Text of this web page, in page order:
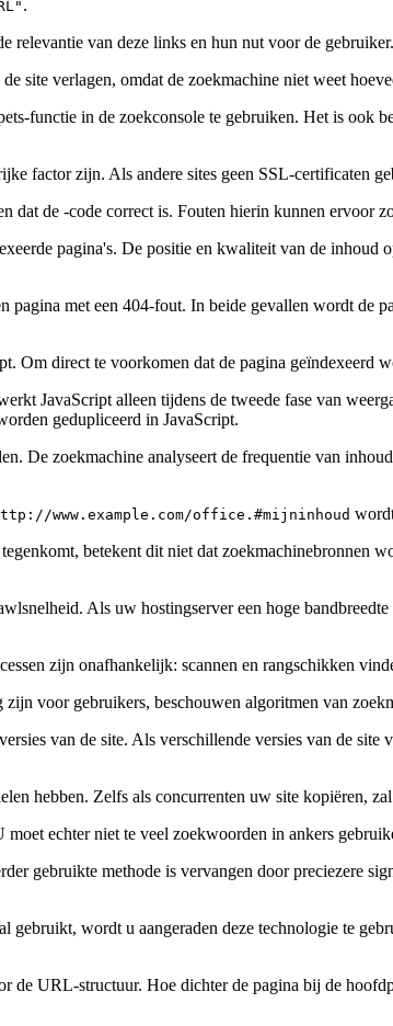
.
relevantie van deze links en hun nut voor de gebruiker.
verlagen, omdat de zoekmachine niet weet
functie in de zoekconsole te gebruiken. Het is ook
factor zijn. Als andere sites geen SSL-certificaten
de -code correct is. Fouten hierin kunnen ervoor
pagina's. De positie en kwaliteit van de inhoud
met een 404-fout. In beide gevallen wordt de
Om direct te voorkomen dat de pagina geïndexeerd
JavaScript alleen tijdens de tweede fase van
gedupliceerd in JavaScript.
De zoekmachine analyseert de frequentie van
www.example.com/office.#mijninhoud
betekent dit niet dat zoekmachinebronnen
Als uw hostingserver een hoge
zijn onafhankelijk: scannen en rangschikken
voor gebruikers, beschouwen algoritmen van
van de site. Als verschillende versies van de
hebben. Zelfs als concurrenten uw site kopiëren,
echter niet te veel zoekwoorden in ankers
gebruikte methode is vervangen door preciezere
wordt u aangeraden deze technologie te
de URL-structuur. Hoe dichter de pagina bij de